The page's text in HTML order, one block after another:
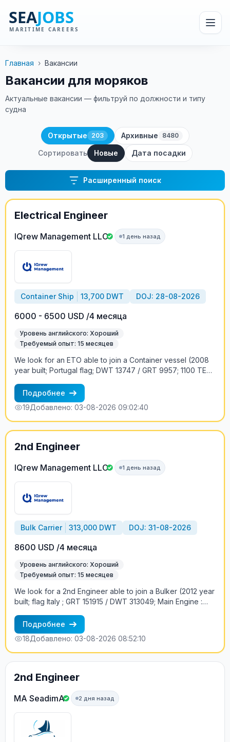
Главная › Вакансии
Вакансии для моряков
Актуальные вакансии — фильтруй по должности и типу
судна
Открытые 203 Архивные 8480
Сортировать Новые Дата посадки
Расширенный поиск
Electrical Engineer
IQrew Management LLC 1 день назад
Container Ship 13,700 DWT DOJ: 28-08-2026
6000 - 6500 USD /4 месяца
Уровень английского: Хороший
Требуемый опыт: 15 месяцев
We look for an ETO able to join a Container vessel (2008
year built; Portugal flag; DWT 13747 / GRT 9957; 1100 TEU;
Cranes , 45t ) at the end of August. Russian officers,
Filipino ratings. Trading area: Colombo - Chittagong
Conditions of employment: 4-5 months contract; the
proposed monthly wages USD6000 – 6500 ( depends on
experience) . Requirements: - rank experience and
experience with 4 st main engine - experience with Cranes
- knowledge of English
Подробнее
19Добавлено: 03-08-2026 09:02:40
2nd Engineer
IQrew Management LLC 1 день назад
Bulk Carrier 313,000 DWT DOJ: 31-08-2026
8600 USD /4 месяца
Уровень английского: Хороший
Требуемый опыт: 15 месяцев
We look for a 2nd Engineer able to join a Bulker (2012 year
built; flag Italy ; GRT 151915 / DWT 313049; Main Engine :
Co Ltd - South Korea 1 x 6RTA84T, 2 Str; 25200 kW /
34262 hp ) in the end of August – beg of September. Crew:
Italian / Romanian / Filipino . Conditions of employment: 4
months contract; the proposed monthly wages - 7500Euro
( abt USD8600). Requirements: - rank and large tonnage
vsl experience - exp-ce with WW / SZ / MAN 2str main
engine - good knowledge of English
Подробнее
18Добавлено: 03-08-2026 08:52:10
2nd Engineer
MA SeadimA 2 дня назад